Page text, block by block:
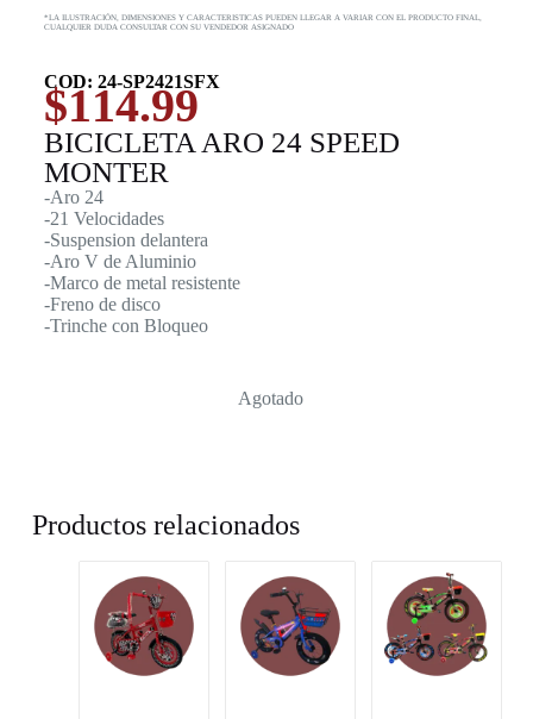
*LA ILUSTRACIÓN, DIMENSIONES Y CARACTERISTICAS PUEDEN LLEGAR A VARIAR CON EL PRODUCTO FINAL,
CUALQUIER DUDA CONSULTAR CON SU VENDEDOR ASIGNADO
COD: 24-SP2421SFX
$114.99
BICICLETA ARO 24 SPEED
MONTER
-Aro 24
-21 Velocidades
-Suspension delantera
-Aro V de Aluminio
-Marco de metal resistente
-Freno de disco
-Trinche con Bloqueo
Agotado
Productos relacionados